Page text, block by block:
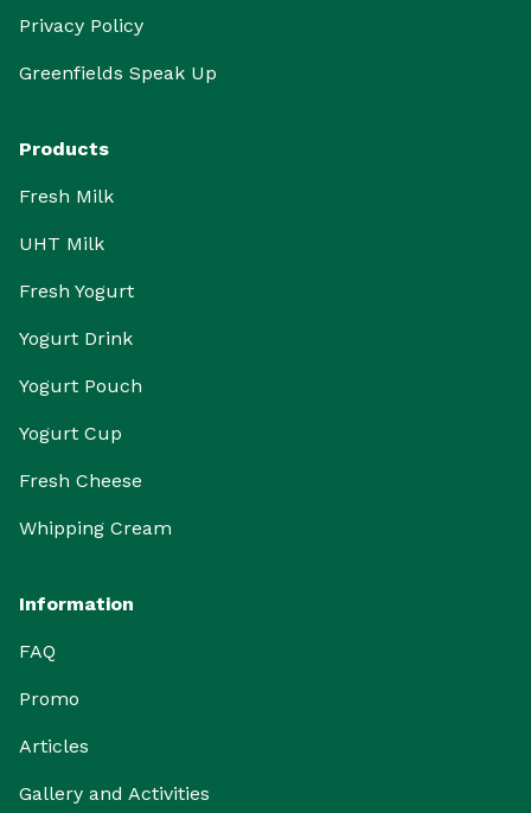
Privacy Policy
Greenfields Speak Up
Products
Fresh Milk
UHT Milk
Fresh Yogurt
Yogurt Drink
Yogurt Pouch
Yogurt Cup
Fresh Cheese
Whipping Cream
Information
FAQ
Promo
Articles
Gallery and Activities